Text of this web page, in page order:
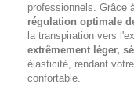
professionnels. Grâce
régulation optimale
la transpiration vers
extrêmement léger,
élasticité, rendant
confortable.